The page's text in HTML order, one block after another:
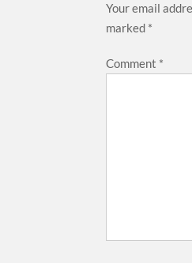
Your email
marked *
Comment *